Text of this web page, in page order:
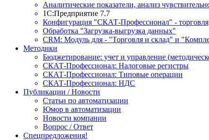
Аналитические показатели, анализ
1С:Предприятие 7.7
Конфигурация "СКАТ-Профессионал" -
Обработка "Загрузка-выгрузка данных"
CRM: Модуль для - "Торговля и склад" и
Методики
Бюджетирование: учет и управление
СКАТ-Профессионал: Налоговые регистры
СКАТ-Профессионал: Типовые операции
СКАТ-Профессионал: НДС
Публикации / Новости
Статьи по автоматизации
Юмор в автоматизации
Новости компании
Вопрос / Ответ
Спецпредложения!